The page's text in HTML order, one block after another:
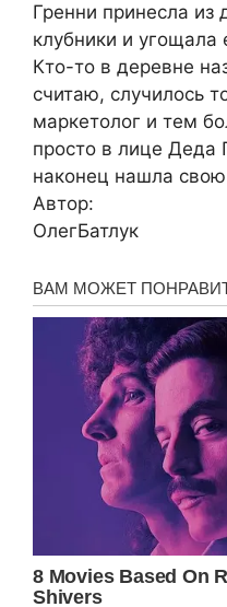
Гренни принесла
клубники и угощала
Кто-то в деревне
считаю, случилось
маркетолог и тем
просто в лице Деда
наконец нашла
Автор:
ОлегБатлук